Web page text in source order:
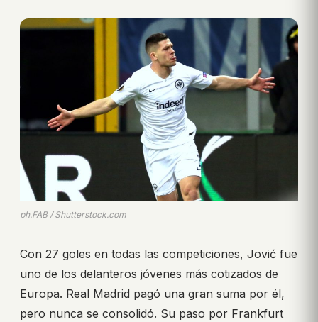
ph.FAB / Shutterstock.com
Con 27 goles en todas las competiciones, Jović fue
uno de los delanteros jóvenes más cotizados de
Europa. Real Madrid pagó una gran suma por él,
pero nunca se consolidó. Su paso por Frankfurt